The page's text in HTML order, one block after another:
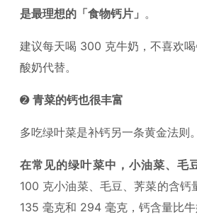
是最理想的「食物钙片」 。
建议每天喝 300 克牛奶，不喜欢
酸奶代替。
➋ 青菜的钙也很丰富
多吃绿叶菜是补钙另一条黄金法则。
在常见的绿叶菜中，小油菜、毛
100 克小油菜、毛豆、荠菜的含钙
135 毫克和 294 毫克，钙含量比牛